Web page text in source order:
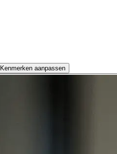
Kenmerken aanpassen